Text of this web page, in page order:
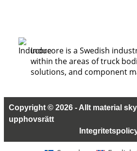
Inducore is a Swedish
within the areas of truck
solutions, and component
Copyright © 2026 - Allt material
upphovsrätt